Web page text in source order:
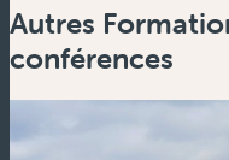
Autres
conférences